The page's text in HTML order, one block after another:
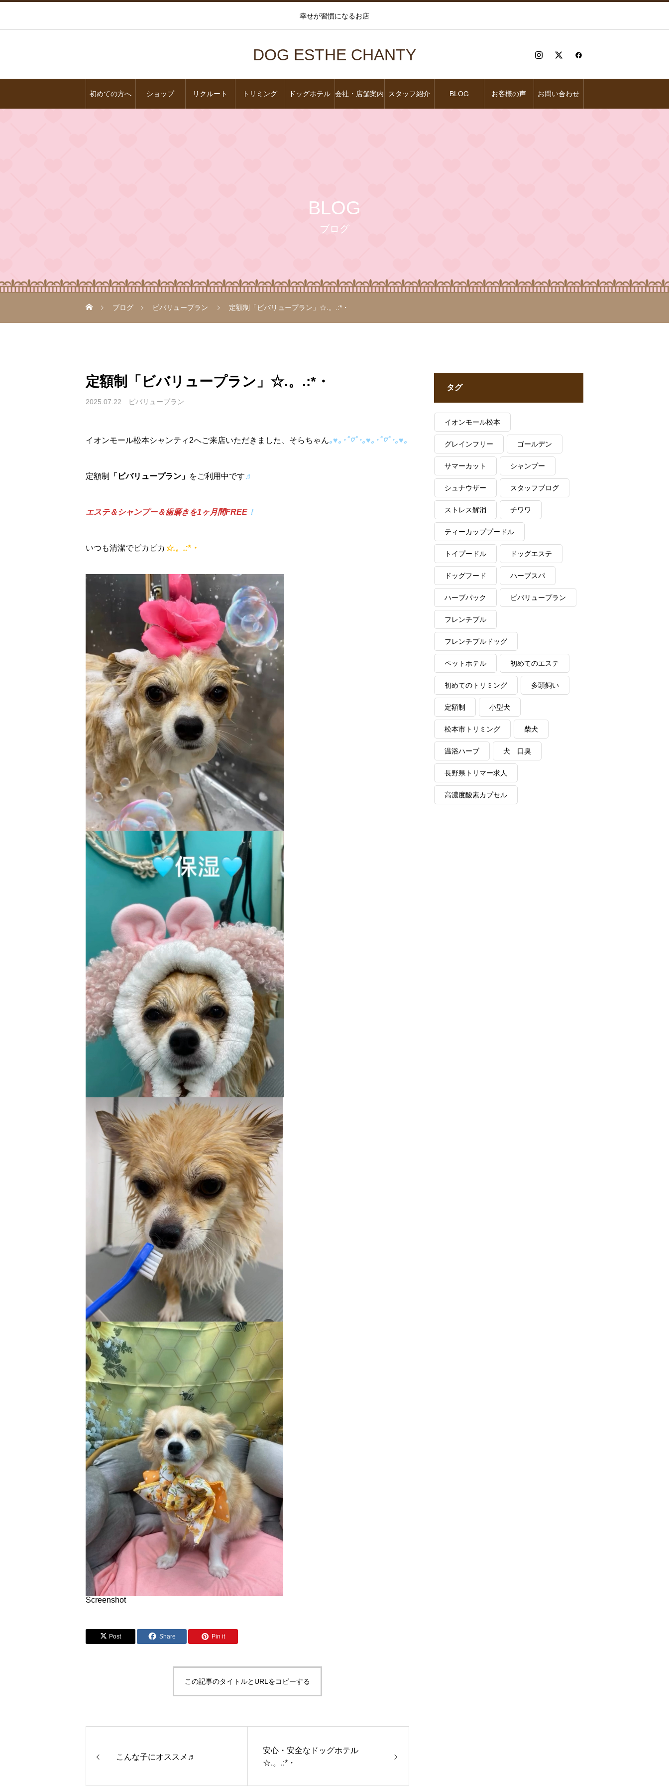
幸せが習慣になるお店
DOG ESTHE CHANTY
初めての方へ ショップ リクルート トリミング ドッグホテル 会社・店舗案内 スタッフ紹介 BLOG お客様の声 お問い合わせ
BLOG
ブログ
ブログ ビバリュープラン 定額制「ビバリュープラン」☆.。.:*・
定額制「ビバリュープラン」☆.。.:*・
2025.07.22 ビバリュープラン
イオンモール松本シャンティ2へご来店いただきました、そらちゃん｡♥｡･ﾟ♡ﾟ･｡♥｡･ﾟ♡ﾟ･｡♥｡
定額制 「ビバリュープラン」 をご利用中です♬
エステ＆シャンプー＆歯磨きを1ヶ月間FREE ！
いつも清潔でピカピカ ☆.。.:*・
Screenshot
Post Share Pin it
この記事のタイトルとURLをコピーする
こんな子にオススメ♬
安心・安全なドッグホテル
☆.。.:*・
タグ
イオンモール松本
グレインフリー ゴールデン
サマーカット シャンプー
シュナウザー スタッフブログ
ストレス解消 チワワ
ティーカッププードル
トイプードル ドッグエステ
ドッグフード ハーブスパ
ハーブパック ビバリュープラン
フレンチブル
フレンチブルドッグ
ペットホテル 初めてのエステ
初めてのトリミング 多頭飼い
定額制 小型犬
松本市トリミング 柴犬
温浴ハーブ 犬 口臭
長野県トリマー求人
高濃度酸素カプセル